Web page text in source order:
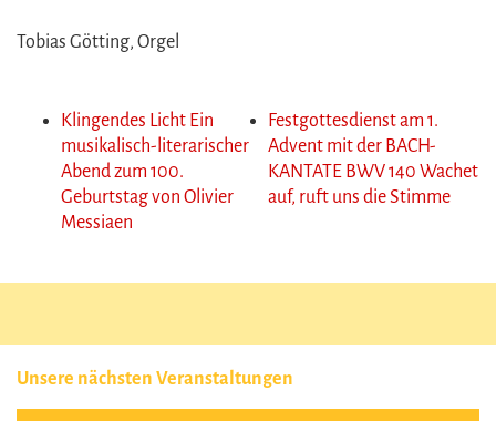
Unsere nächsten Veranstaltungen
Tobias Götting, Orgel
Klingendes Licht Ein
musikalisch-literarischer
Abend zum 100.
Geburtstag von Olivier
Messiaen
Festgottesdienst am 1.
Advent mit der BACH-
KANTATE BWV 140 Wachet
auf, ruft uns die Stimme